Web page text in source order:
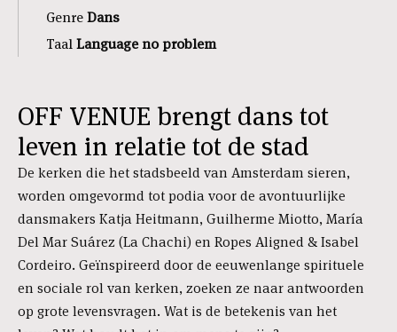
Genre Dans
Taal Language no problem
OFF VENUE brengt dans tot
leven in relatie tot de stad
De kerken die het stadsbeeld van Amsterdam sieren,
worden omgevormd tot podia voor de avontuurlijke
dansmakers Katja Heitmann, Guilherme Miotto, María
Del Mar Suárez (La Chachi) en Ropes Aligned & Isabel
Cordeiro. Geïnspireerd door de eeuwenlange spirituele
en sociale rol van kerken, zoeken ze naar antwoorden
op grote levensvragen. Wat is de betekenis van het